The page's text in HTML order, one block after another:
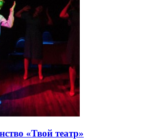
«Твой театр»